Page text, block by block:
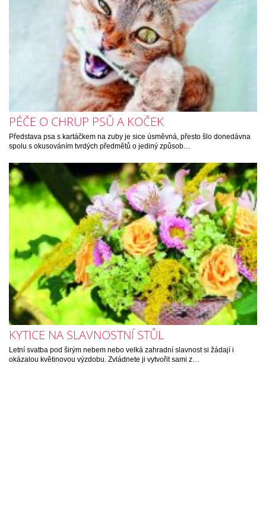
PÉČE O CHRUP PSŮ A KOČEK
Představa psa s kartáčkem na zuby je sice úsměvná, přesto šlo donedávna
spolu s okusováním tvrdých předmětů o jediný způsob…
KYTICE NA SLAVNOSTNÍ STŮL
Letní svatba pod širým nebem nebo velká zahradní slavnost si žádají i
okázalou květinovou výzdobu. Zvládnete ji vytvořit sami z…